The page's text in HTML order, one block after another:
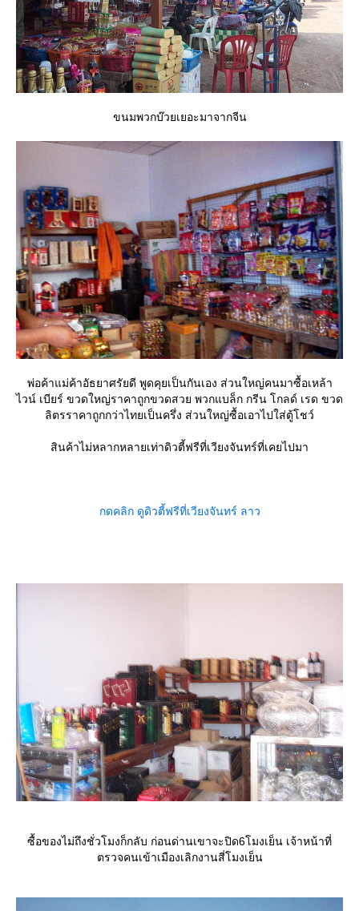
ขนมพวกบ๊วยเยอะมาจากจีน
พ่อค้าแม่ค้าอัธยาศรัยดี พูดคุยเป็นกันเอง ส่วนใหญ่คนมาซื้อเหล้า
ไวน์ เบียร์ ขวดใหญ่ราคาถูกขวดสวย พวกแบล็ก กรีน โกลด์ เรด ขวด
ลิตรราคาถูกกว่าไทยเป็นครึ่ง ส่วนใหญ่ซื้อเอาไปใส่ตู้โชว์
สินค้าไม่หลากหลายเท่าดิวตี้ฟรีที่เวียงจันทร์ที่เคยไปมา
กดคลิก ดูดิวตี้ฟรีที่เวียงจันทร์ ลาว
ซื้อของไม่ถึงชั่วโมงก็กลับ ก่อนด่านเขาจะปิด6โมงเย็น เจ้าหน้าที่
ตรวจคนเข้าเมืองเลิกงานสี่โมงเย็น